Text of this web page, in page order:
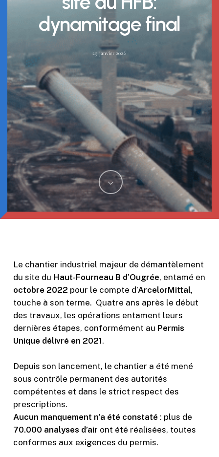
dynamitage final
29 janvier 2026
Le chantier industriel majeur de démantèlement
du site du Haut‑Fourneau B d’Ougrée, entamé en
octobre 2022 pour le compte d’ArcelorMittal,
touche à son terme. Quatre ans après le début
des travaux, les opérations entament leurs
dernières étapes, conformément au Permis
Unique délivré en 2021.
Depuis son lancement, le chantier a été mené
sous contrôle permanent des autorités
compétentes et dans le strict respect des
prescriptions.
Aucun manquement n’a été constaté : plus de
70.000 analyses d’air ont été réalisées, toutes
conformes aux exigences du permis.